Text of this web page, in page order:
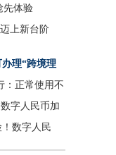
先体验
上新台阶
理“跨境理
：正常使用不
字人民币加
数字人民